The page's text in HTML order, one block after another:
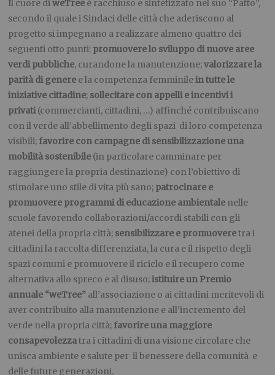
Il cuore diweTree è racchiuso e sintetizzato nel suo “Patto”,
secondo il quale i Sindaci delle città che aderiscono al
progetto si impegnano a realizzare almeno quattro dei
seguenti otto punti: promuovere lo sviluppo di nuove aree
verdi pubbliche, curandone la manutenzione;valorizzare la
parità di genere e la competenza femminilein tutte le
iniziative cittadine; sollecitare con appelli e incentivi i
privati(commercianti, cittadini, …) affinché contribuiscano
con il verde all’abbellimento degli spazi di loro competenza
visibili; favorire con campagne di sensibilizzazione una
mobilità sostenibile (in particolare camminare per
raggiungere la propria destinazione) con l’obiettivo di
stimolare uno stile di vita più sano; patrocinare e
promuovere programmi di educazione ambientale nelle
scuole favorendo collaborazioni/accordi stabili con gli
atenei della propria città; sensibilizzare e promuoveretra i
cittadini la raccolta differenziata, la cura e il rispetto degli
spazi comuni e promuovere il riciclo e il recupero come
alternativa allo spreco e al disuso;istituire un Premio
annuale “weTree” all’associazione o ai cittadini meritevoli di
aver contribuito alla manutenzione e all’incremento del
verde nella propria città; favorire una maggiore
consapevolezzatra i cittadini di una visione circolare che
unisca ambiente e salute per il benessere della comunità e
delle future generazioni.